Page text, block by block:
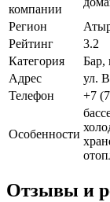
компании
Регион
Рейтинг
3.2
Категория
Бар,
Адрес
ул.
Телефон
+7
Особенности
Отзывы и